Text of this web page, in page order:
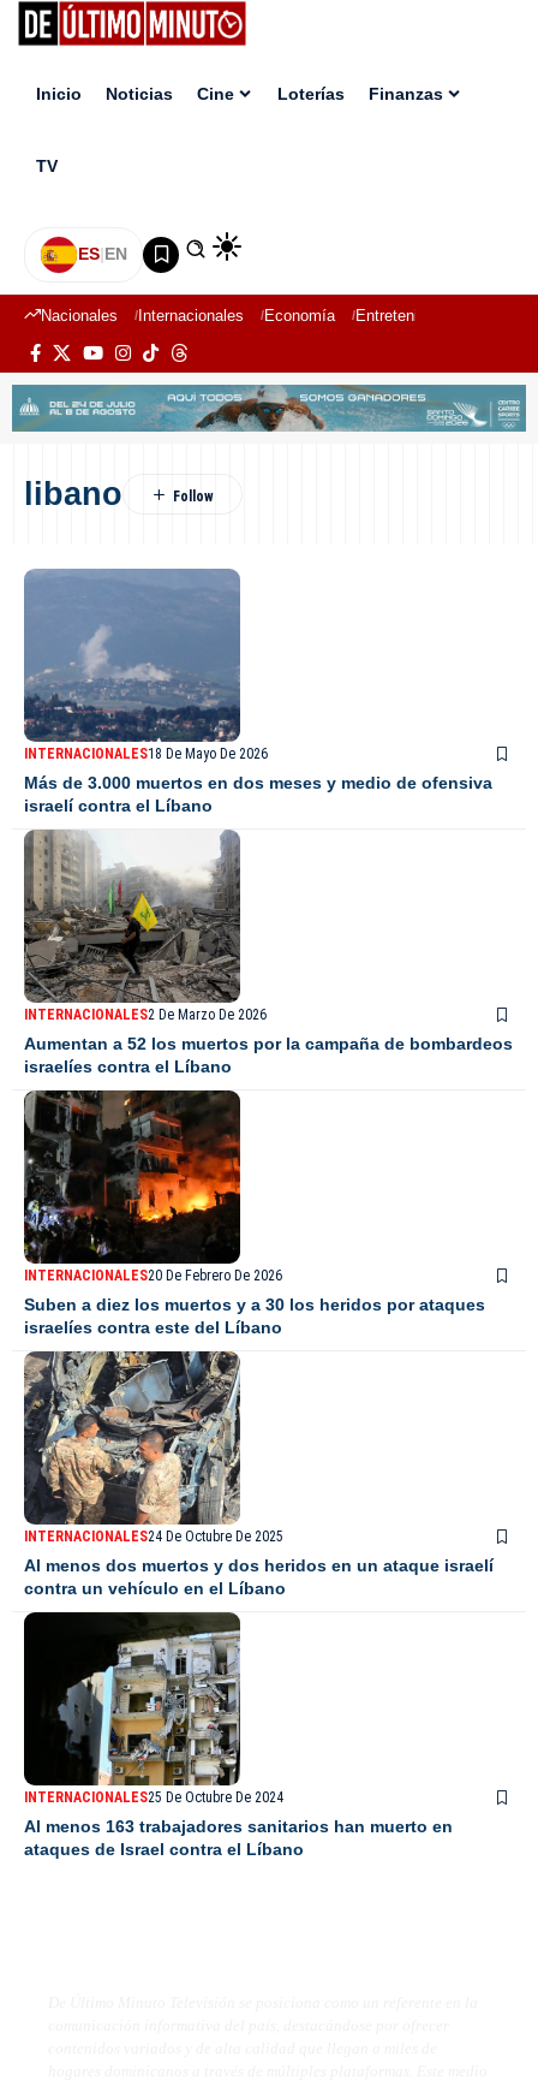
Inicio Noticias Cine Loterías Finanzas
TV
ES|EN
Nacionales Internacionales Economía Entretenimiento
libano
INTERNACIONALES18 De Mayo De 2026
Más de 3.000 muertos en dos meses y medio de ofensiva
israelí contra el Líbano
INTERNACIONALES2 De Marzo De 2026
Aumentan a 52 los muertos por la campaña de bombardeos
israelíes contra el Líbano
INTERNACIONALES20 De Febrero De 2026
Suben a diez los muertos y a 30 los heridos por ataques
israelíes contra este del Líbano
INTERNACIONALES24 De Octubre De 2025
Al menos dos muertos y dos heridos en un ataque israelí
contra un vehículo en el Líbano
INTERNACIONALES25 De Octubre De 2024
Al menos 163 trabajadores sanitarios han muerto en
ataques de Israel contra el Líbano